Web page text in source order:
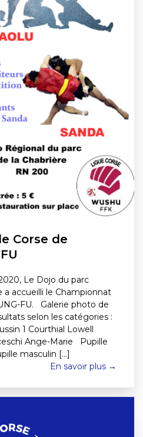
Corse de
Le Dojo du parc
a accueilli le Championnat
FU. Galerie photo de
selon les catégories :
1 Courthial Lowell
Ange-Marie Pupille
masculin [...]
En savoir plus →